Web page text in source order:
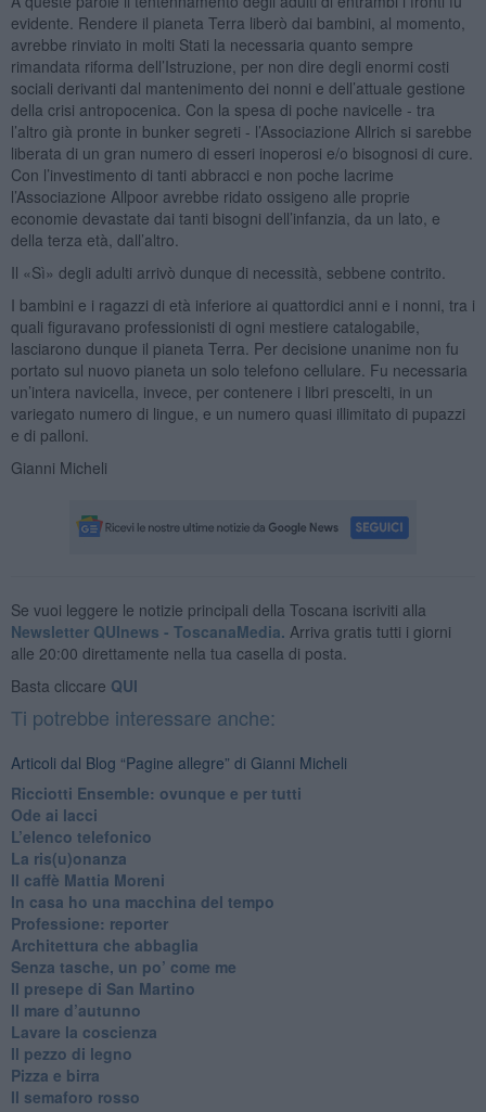
evidente. Rendere il pianeta Terra liberò dai bambini, al momento,
avrebbe rinviato in molti Stati la necessaria quanto sempre
rimandata riforma dell’Istruzione, per non dire degli enormi costi
sociali derivanti dal mantenimento dei nonni e dell’attuale gestione
della crisi antropocenica. Con la spesa di poche navicelle - tra
l’altro già pronte in bunker segreti - l’Associazione Allrich si sarebbe
liberata di un gran numero di esseri inoperosi e/o bisognosi di cure.
Con l’investimento di tanti abbracci e non poche lacrime
l’Associazione Allpoor avrebbe ridato ossigeno alle proprie
economie devastate dai tanti bisogni dell’infanzia, da un lato, e
della terza età, dall’altro.
Il «Sì» degli adulti arrivò dunque di necessità, sebbene contrito.
I bambini e i ragazzi di età inferiore ai quattordici anni e i nonni, tra i
quali figuravano professionisti di ogni mestiere catalogabile,
lasciarono dunque il pianeta Terra. Per decisione unanime non fu
portato sul nuovo pianeta un solo telefono cellulare. Fu necessaria
un’intera navicella, invece, per contenere i libri prescelti, in un
variegato numero di lingue, e un numero quasi illimitato di pupazzi
e di palloni.
Gianni Micheli
Se vuoi leggere le notizie principali della Toscana iscriviti alla
Newsletter QUInews - ToscanaMedia. Arriva gratis tutti i giorni
alle 20:00 direttamente nella tua casella di posta.
Basta cliccare QUI
Ti potrebbe interessare anche:
Articoli dal Blog “Pagine allegre” di Gianni Micheli
​Ricciotti Ensemble: ovunque e per tutti
Ode ai lacci
​L’elenco telefonico
​La ris(u)onanza
​Il caffè Mattia Moreni
​In casa ho una macchina del tempo
Professione: reporter
Architettura che abbaglia
​Senza tasche, un po’ come me
​Il presepe di San Martino
​Il mare d’autunno
​Lavare la coscienza
​Il pezzo di legno
​Pizza e birra
​Il semaforo rosso